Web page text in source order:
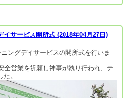
イサービス開所式 (2018年04月27日)
ングデイサービスの開所式を行いま
全営業を祈願し神事が執り行われ、テ
。